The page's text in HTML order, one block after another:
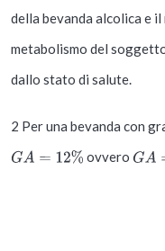
della bevanda alcolica e
metabolismo del
dallo stato di salute.
2 Per una bevanda con
GA= 12 % ovvero GA=